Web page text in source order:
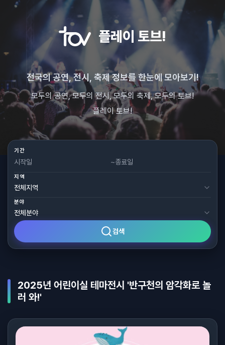
플레이 토브!
전국의 공연, 전시, 축제 정보를 한눈에 모아보기!
모두의 공연, 모두의 전시, 모두의 축제, 모두의 토브!
플레이 토브!
기간
~
지역
분야
검색
2025년 어린이실 테마전시 '반구천의 암각화로 놀
러 와!'